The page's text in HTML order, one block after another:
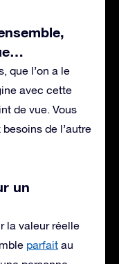
que l’on a le
avec cette
de vue. Vous
de l’autre
un
la valeur réelle
parfait au